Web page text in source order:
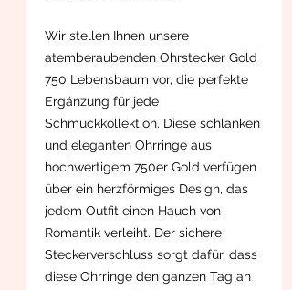
Wir stellen Ihnen unsere
atemberaubenden Ohrstecker Gold
750 Lebensbaum vor, die perfekte
Ergänzung für jede
Schmuckkollektion. Diese schlanken
und eleganten Ohrringe aus
hochwertigem 750er Gold verfügen
über ein herzförmiges Design, das
jedem Outfit einen Hauch von
Romantik verleiht. Der sichere
Steckerverschluss sorgt dafür, dass
diese Ohrringe den ganzen Tag an